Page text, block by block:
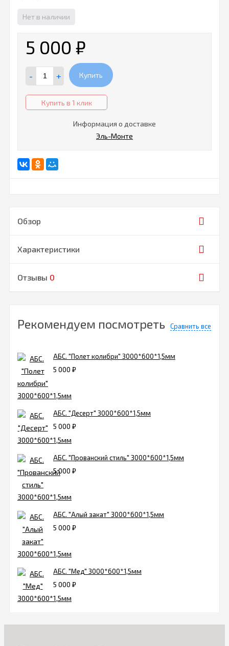
Нет в наличии
5 000 ₽
- + Купить
Купить в 1 клик
Информация о доставке
Эль-Монте
Обзор
Характеристики
Отзывы 0
Рекомендуем посмотреть Сравнить все
АБС. "Полет колибри" 3000*600*1,5мм
5 000 ₽
АБС. "Десерт" 3000*600*1,5мм
5 000 ₽
АБС. "Прованский стиль" 3000*600*1,5мм
5 000 ₽
АБС. "Алый закат" 3000*600*1,5мм
5 000 ₽
АБС. "Мед" 3000*600*1,5мм
5 000 ₽